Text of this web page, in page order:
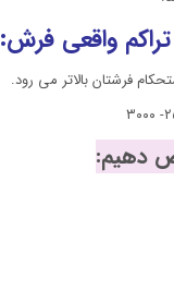
واقعی فرش:
فرشتان بالاتر می رود.